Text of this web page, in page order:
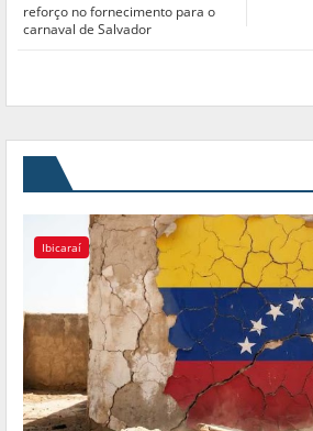
reforço no fornecimento para o
carnaval de Salvador
Ibicaraí